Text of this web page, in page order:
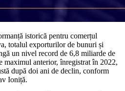
istorică pentru comerțul
totalul exporturilor de bunuri și
un nivel record de 6,8 miliarde de
maximul anterior, înregistrat în 2022,
după doi ani de declin, conform
Ioniță.